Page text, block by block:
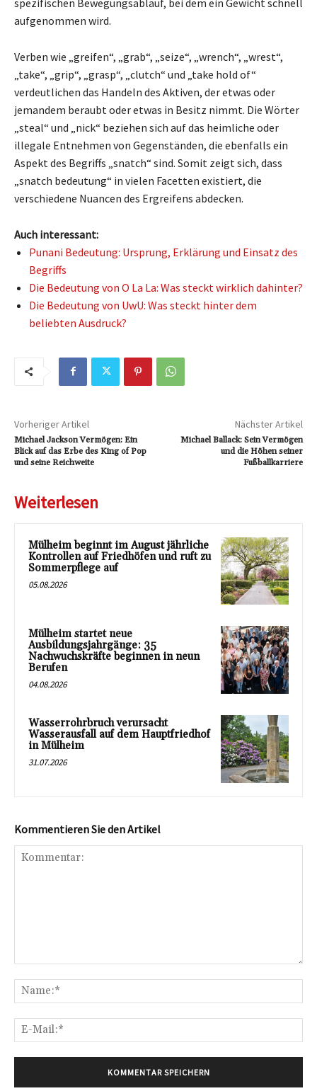
aufgenommen wird.
Verben wie „greifen“, „grab“, „seize“, „wrench“, „wrest“,
„take“, „grip“, „grasp“, „clutch“ und „take hold of“
verdeutlichen das Handeln des Aktiven, der etwas oder
jemandem beraubt oder etwas in Besitz nimmt. Die Wörter
„steal“ und „nick“ beziehen sich auf das heimliche oder
illegale Entnehmen von Gegenständen, die ebenfalls ein
Aspekt des Begriffs „snatch“ sind. Somit zeigt sich, dass
„snatch bedeutung“ in vielen Facetten existiert, die
verschiedene Nuancen des Ergreifens abdecken.
Auch interessant:
Punani Bedeutung: Ursprung, Erklärung und Einsatz des
Begriffs
Die Bedeutung von O La La: Was steckt wirklich dahinter?
Die Bedeutung von UwU: Was steckt hinter dem
beliebten Ausdruck?
Vorheriger Artikel
Michael Jackson Vermögen: Ein
Blick auf das Erbe des King of Pop
und seine Reichweite
Nächster Artikel
Michael Ballack: Sein Vermögen
und die Höhen seiner
Fußballkarriere
Weiterlesen
Mülheim beginnt im August jährliche
Kontrollen auf Friedhöfen und ruft zu
Sommerpflege auf
05.08.2026
Mülheim startet neue
Ausbildungsjahrgänge: 35
Nachwuchskräfte beginnen in neun
Berufen
04.08.2026
Wasserrohrbruch verursacht
Wasserausfall auf dem Hauptfriedhof
in Mülheim
31.07.2026
Kommentieren Sie den Artikel